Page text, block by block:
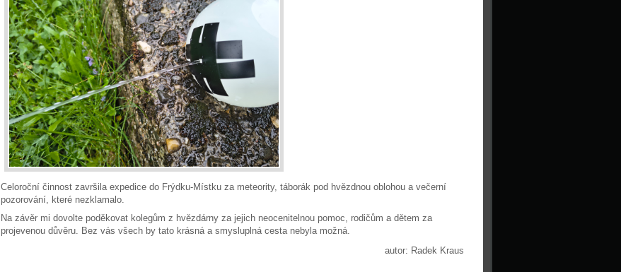
Celoroční činnost završila expedice do Frýdku-Místku za meteority, táborák pod hvězdnou oblohou a večerní
pozorování, které nezklamalo.
Na závěr mi dovolte poděkovat kolegům z hvězdárny za jejich neocenitelnou pomoc, rodičům a dětem za
projevenou důvěru. Bez vás všech by tato krásná a smysluplná cesta nebyla možná.
autor: Radek Kraus